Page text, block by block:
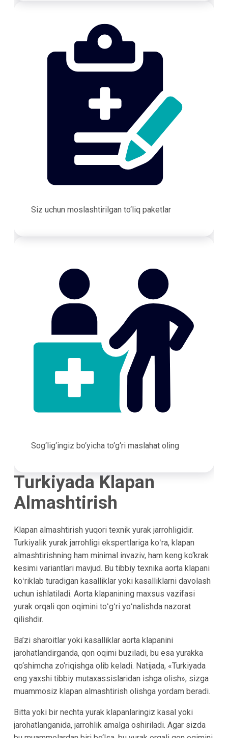
Siz uchun moslashtirilgan to‘liq paketlar
Sog‘lig‘ingiz bo‘yicha to‘g‘ri maslahat oling
Turkiyada Klapan
Almashtirish
Klapan almashtirish yuqori texnik yurak jarrohligidir.
Turkiyalik yurak jarrohligi ekspertlariga koʻra, klapan
almashtirishning ham minimal invaziv, ham keng ko‘krak
kesimi variantlari mavjud. Bu tibbiy texnika aorta klapani
koʻriklab turadigan kasalliklar yoki kasalliklarni davolash
uchun ishlatiladi. Aorta klapanining maxsus vazifasi
yurak orqali qon oqimini toʻgʻri yoʻnalishda nazorat
qilishdir.
Ba’zi sharoitlar yoki kasalliklar aorta klapanini
jarohatlandirganda, qon oqimi buziladi, bu esa yurakka
qo‘shimcha zo‘riqishga olib keladi. Natijada, «Turkiyada
eng yaxshi tibbiy mutaxassislaridan ishga olish», sizga
muammosiz klapan almashtirish olishga yordam beradi.
Bitta yoki bir nechta yurak klapanlaringiz kasal yoki
jarohatlanganida, jarrohlik amalga oshiriladi. Agar sizda